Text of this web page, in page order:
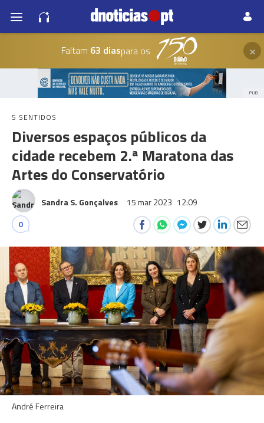
Faltam 63 diaspara os ×
PUB
5 SENTIDOS
Diversos espaços públicos da
cidade recebem 2.ª Maratona das
Artes do Conservatório
Sandra S. Gonçalves 15 mar 2023 12:09
0
André Ferreira